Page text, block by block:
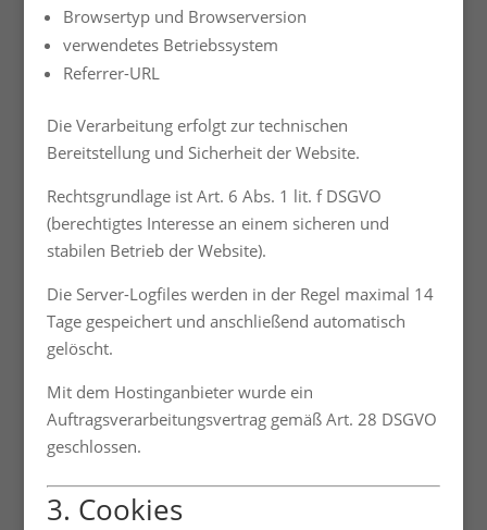
Browsertyp und Browserversion
verwendetes Betriebssystem
Referrer-URL
Die Verarbeitung erfolgt zur technischen
Bereitstellung und Sicherheit der Website.
Rechtsgrundlage ist Art. 6 Abs. 1 lit. f DSGVO
(berechtigtes Interesse an einem sicheren und
stabilen Betrieb der Website).
Die Server-Logfiles werden in der Regel maximal 14
Tage gespeichert und anschließend automatisch
gelöscht.
Mit dem Hostinganbieter wurde ein
Auftragsverarbeitungsvertrag gemäß Art. 28 DSGVO
geschlossen.
3. Cookies